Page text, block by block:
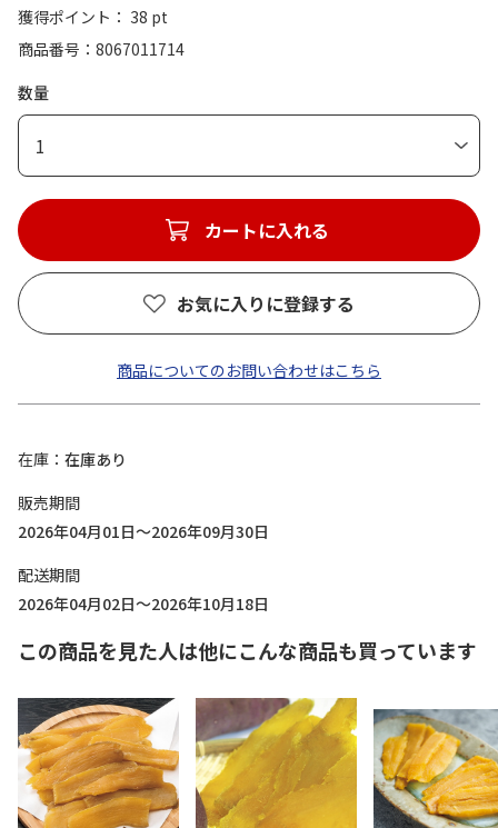
獲得ポイント： 38 pt
商品番号
8067011714
数量
1
カートに入れる
お気に入りに登録する
商品についてのお問い合わせはこちら
在庫
在庫あり
販売期間
2026年04月01日～2026年09月30日
配送期間
2026年04月02日～2026年10月18日
この商品を見た人は他にこんな商品も買っています